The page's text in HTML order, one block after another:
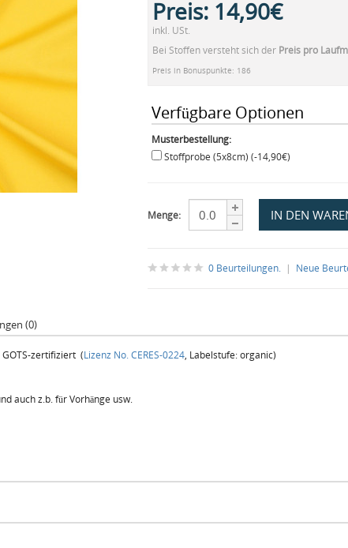
Preis: 14,90€
inkl. USt.
Bei Stoffen versteht sich der Preis pro
Preis in Bonuspunkte: 186
Verfügbare Optionen
Musterbestellung:
Stoffprobe (5x8cm) (-14,90€)
Menge:
0 Beurteilungen.| Neue
(0)
GOTS-zertifiziert (Lizenz No. CERES-0224, Labelstufe: organic)
auch z.b. für Vorhänge usw.